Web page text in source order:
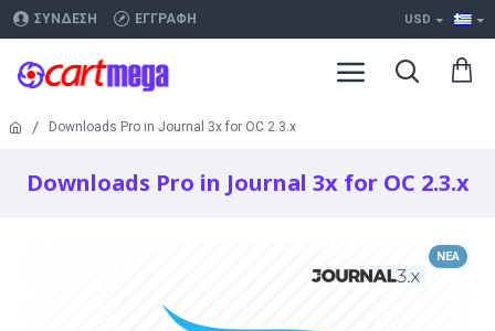
ΣΎΝΔΕΣΗ ΕΓΓΡΑΦΉ USD
Downloads Pro in Journal 3x for OC 2.3.x
Downloads Pro in Journal 3x for OC 2.3.x
ΝΈΑ